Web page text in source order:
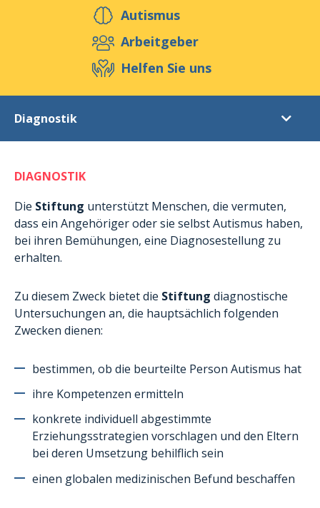
Helfen Sie uns
Veranstaltungen Publikationen
Media
Autismus
Arbeitgeber
Helfen Sie uns
Diagnostik
Postdiagnostische Unterstützung
Tagesaktivitäten für Erwachsene
Außerschulische Aktivitäten
Wohnstätte in Munshausen
Kurzaufenthalte
Ferienaufenthalte
Weiterbildungen
Administrative Unterstützung der Familien
Das projekt aTypik SpAce
DIAGNOSTIK
Die Stiftung unterstützt Menschen, die vermuten,
dass ein Angehöriger oder sie selbst Autismus haben,
bei ihren Bemühungen, eine Diagnosestellung zu
erhalten.
Zu diesem Zweck bietet die Stiftung diagnostische
Untersuchungen an, die hauptsächlich folgenden
Zwecken dienen:
bestimmen, ob die beurteilte Person Autismus hat
ihre Kompetenzen ermitteln
konkrete individuell abgestimmte
Erziehungsstrategien vorschlagen und den Eltern
bei deren Umsetzung behilflich sein
einen globalen medizinischen Befund beschaffen